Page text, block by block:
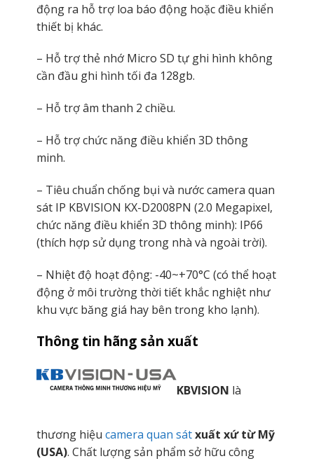
động ra hỗ trợ loa báo động hoặc điều khiển
thiết bị khác.
– Hỗ trợ thẻ nhớ Micro SD tự ghi hình không
cần đầu ghi hình tối đa 128gb.
– Hỗ trợ âm thanh 2 chiều.
– Hỗ trợ chức năng điều khiển 3D thông
minh.
– Tiêu chuẩn chống bụi và nước camera quan
sát IP KBVISION KX-D2008PN (2.0 Megapixel,
chức năng điều khiển 3D thông minh): IP66
(thích hợp sử dụng trong nhà và ngoài trời).
– Nhiệt độ hoạt động: -40~+70°C (có thể hoạt
động ở môi trường thời tiết khắc nghiệt như
khu vực băng giá hay bên trong kho lạnh).
Thông tin hãng sản xuất
KBVISION là
thương hiệu camera quan sátxuất xứ từ Mỹ
(USA). Chất lượng sản phẩm sở hữu công